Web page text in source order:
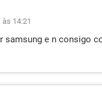
às 14:21
samsung e n consigo